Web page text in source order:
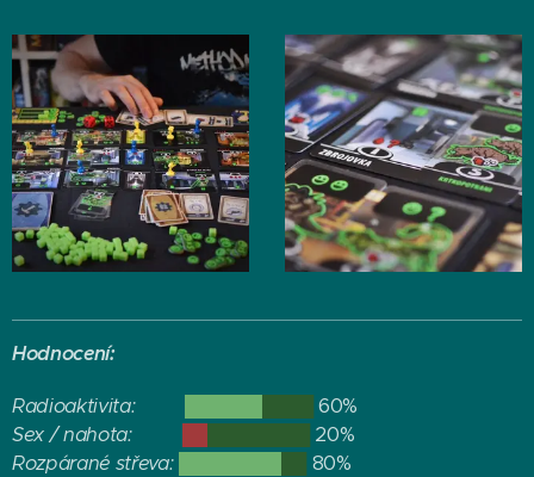
Hodnocení:
Radioaktivita:
60%
Sex / nahota:
20%
Rozpárané střeva:
80%